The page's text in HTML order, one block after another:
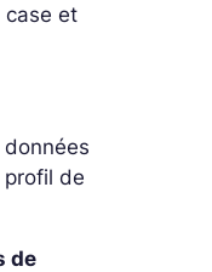
case et
profil de
de